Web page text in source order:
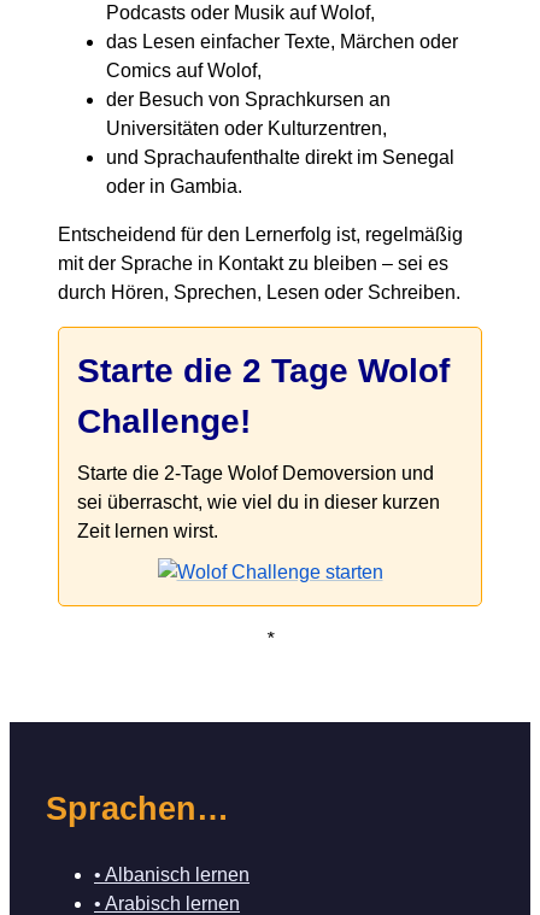
Podcasts oder Musik auf Wolof,
das Lesen einfacher Texte, Märchen oder
Comics auf Wolof,
der Besuch von Sprachkursen an
Universitäten oder Kulturzentren,
und Sprachaufenthalte direkt im Senegal
oder in Gambia.
Entscheidend für den Lernerfolg ist, regelmäßig
mit der Sprache in Kontakt zu bleiben – sei es
durch Hören, Sprechen, Lesen oder Schreiben.
Starte die 2 Tage Wolof
Challenge!
Starte die 2-Tage Wolof Demoversion und
sei überrascht, wie viel du in dieser kurzen
Zeit lernen wirst.
*
Sprachen…
• Albanisch lernen
• Arabisch lernen